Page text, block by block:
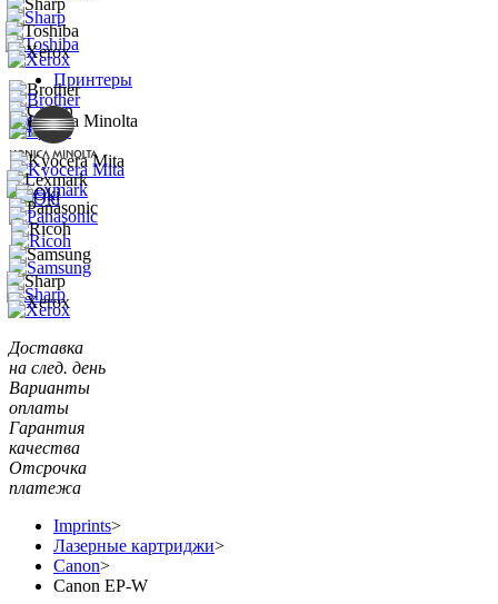
Принтеры
Доставка
на след. день
Варианты
оплаты
Гарантия
качества
Отсрочка
платежа
Imprints>
Лазерные картриджи>
Canon>
Canon EP-W